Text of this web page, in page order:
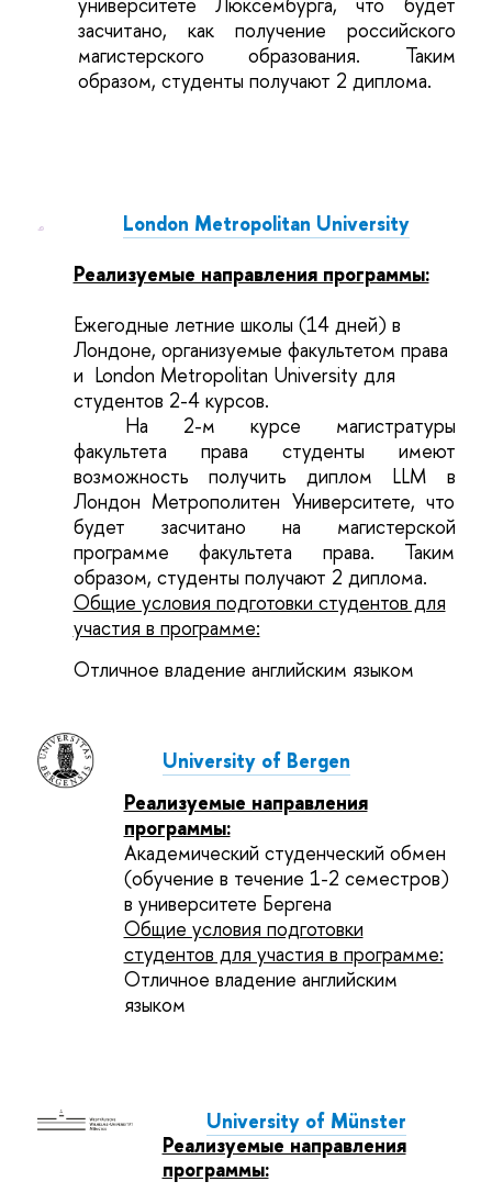
засчитано, как получение российского
магистерского образования. Таким
образом, студенты получают 2 диплома.
London Metropolitan University
Реализуемые направления программы:
Ежегодные летние школы (14 дней) в
Лондоне, организуемые факультетом права
и London Metropolitan University для
студентов 2-4 курсов.
На 2-м курсе магистратуры
факультета права студенты имеют
возможность получить диплом LLM в
Лондон Метрополитен Университете, что
будет засчитано на магистерской
программе факультета права. Таким
образом, студенты получают 2 диплома.
Общие условия подготовки студентов для
участия в программе:
Отличное владение английским языком
University of Bergen
Реализуемые направления
программы:
Академический студенческий обмен
(обучение в течение 1-2 семестров)
в университете Бергена
Общие условия подготовки
студентов для участия в программе:
Отличное владение английским
языком
University of Münster
Реализуемые направления
программы: